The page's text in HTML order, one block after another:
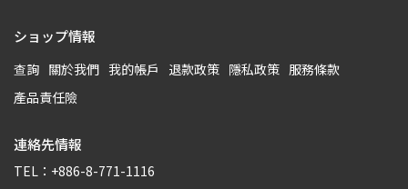
ショップ情報
查詢 關於我們 我的帳戶 退款政策 隱私政策 服務條款
產品責任險
連絡先情報
TEL：+886-8-771-1116